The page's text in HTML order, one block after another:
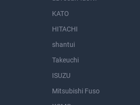
KATO
HITACHI
shantui
Takeuchi
ISUZU
Mitsubishi Fuso